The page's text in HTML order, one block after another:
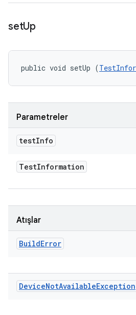
setUp
public void setUp (
Parametreler
testInfo
TestInformation
Atışlar
BuildError
DeviceNotAvailableException